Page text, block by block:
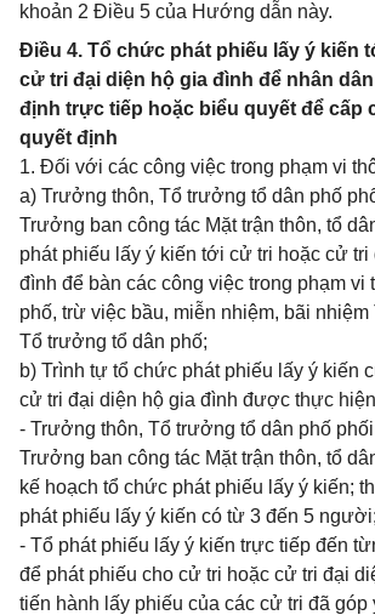
khoản 2 Điều 5 của Hướng dẫn này.
Điều 4. Tổ chức phát phiếu lấy ý kiến
cử tri đại diện hộ gia đình để nhân
định trực tiếp hoặc biểu quyết để cấp
quyết định
1. Đối với các công việc trong phạm vi
a) Trưởng thôn, Tổ trưởng tổ dân phố
Trưởng ban công tác Mặt trận thôn, tổ
phát phiếu lấy ý kiến tới cử tri hoặc cử tri
đình để bàn các công việc trong phạm vi
phố, trừ việc bầu, miễn nhiệm, bãi
Tổ trưởng tổ dân phố;
b) Trình tự tổ chức phát phiếu lấy ý kiến
cử tri đại diện hộ gia đình được thực
- Trưởng thôn, Tổ trưởng tổ dân phố
Trưởng ban công tác Mặt trận thôn, tổ
kế hoạch tổ chức phát phiếu lấy ý kiến;
phát phiếu lấy ý kiến có từ 3 đến 5 người;
- Tổ phát phiếu lấy ý kiến trực tiếp đến
để phát phiếu cho cử tri hoặc cử tri đại
tiến hành lấy phiếu của các cử tri đã góp